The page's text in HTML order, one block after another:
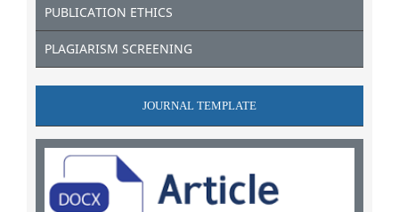
PUBLICATION ETHICS
PLAGIARISM SCREENING
JOURNAL TEMPLATE